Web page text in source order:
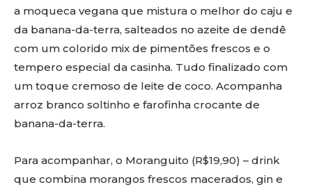
a moqueca vegana que mistura o melhor do caju e
da banana-da-terra, salteados no azeite de dendê
com um colorido mix de pimentões frescos e o
tempero especial da casinha. Tudo finalizado com
um toque cremoso de leite de coco. Acompanha
arroz branco soltinho e farofinha crocante de
banana-da-terra.
Para acompanhar, o Moranguito (R$19,90) – drink
que combina morangos frescos macerados, gin e